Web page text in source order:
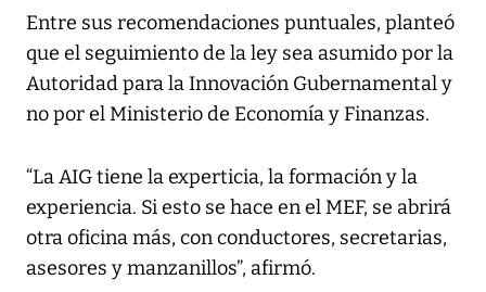
Entre sus recomendaciones puntuales, planteó
que el seguimiento de la ley sea asumido por la
Autoridad para la Innovación Gubernamental y
no por el Ministerio de Economía y Finanzas.
“La AIG tiene la experticia, la formación y la
experiencia. Si esto se hace en el MEF, se abrirá
otra oficina más, con conductores, secretarias,
asesores y manzanillos”, afirmó.